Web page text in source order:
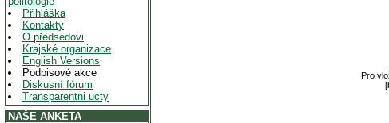
Přihláška
Kontakty
O předsedovi
Krajské organizace
English Versions
Podpisové akce
Diskusní fórum
Transparentni ucty
NAŠE ANKETA
Pro